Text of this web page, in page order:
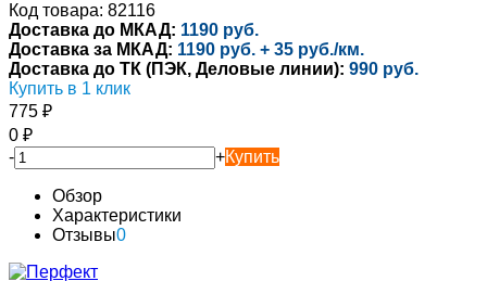
Код товара: 82116
Доставка до МКАД: 1190 руб.
Доставка за МКАД: 1190 руб. + 35 руб./км.
Доставка до ТК (ПЭК, Деловые линии): 990 руб.
Купить в 1 клик
775 ₽
0 ₽
-
+Купить
Обзор
Характеристики
Отзывы0